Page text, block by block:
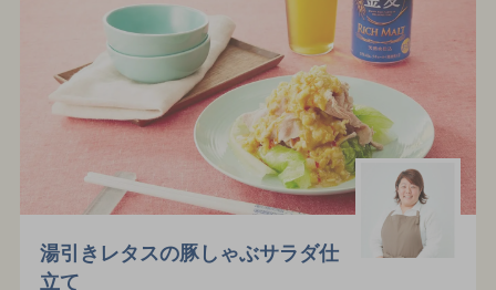
湯引きレタスの豚しゃぶサラダ仕
立て